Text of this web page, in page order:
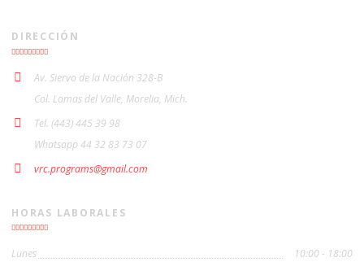
DIRECCIÓN
Av. Siervo de la Nación 328-B
Col. Lomas del Valle, Morelia, Mich.
Tel. (443) 445 39 98
Whatsapp 44 32 83 73 07
vrc.programs@gmail.com
HORAS LABORALES
Lunes
10:00 - 18:00